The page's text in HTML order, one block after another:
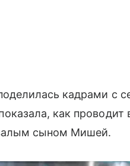
кадрами с
как
сыном Мишей.